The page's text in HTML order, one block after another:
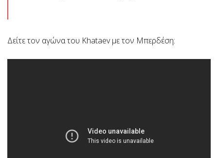
Δείτε τον αγώνα του Khataev με τον Μπερδέση: